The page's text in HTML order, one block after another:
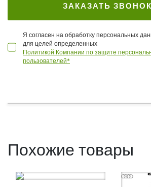
ЗАКАЗАТЬ ЗВОНОК
Я согласен на обработку персональных
для целей определенных
Политикой Компании по защите
пользователей*
Похожие товары